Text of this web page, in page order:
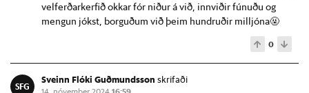
velferðarkerfið okkar fór niður á við, innviðir fúnuðu og
mengun jókst, borguðum við þeim hundruðir milljóna🤬
0
SFG
Sveinn Flóki Guðmundsson skrifaði